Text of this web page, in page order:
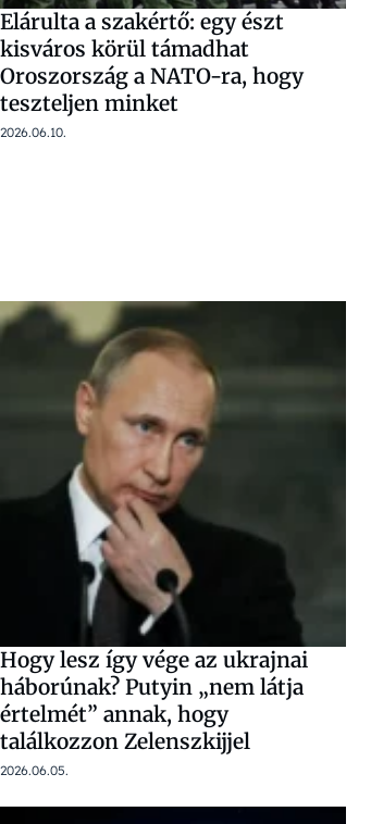
Elárulta a szakértő: egy észt
kisváros körül támadhat
Oroszország a NATO-ra, hogy
teszteljen minket
2026.06.10.
Hogy lesz így vége az ukrajnai
háborúnak? Putyin „nem látja
értelmét” annak, hogy
találkozzon Zelenszkijjel
2026.06.05.